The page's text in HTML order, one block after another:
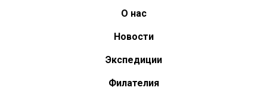
О нас
Новости
Экспедиции
Филателия